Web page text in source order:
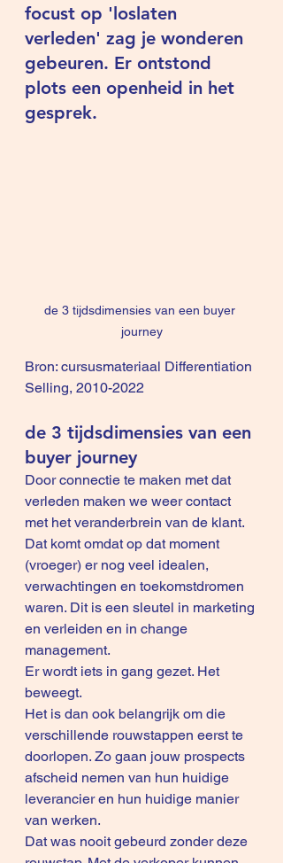
focust op 'loslaten
verleden' zag je wonderen
gebeuren. Er ontstond
plots een openheid in het
gesprek.
de 3 tijdsdimensies van een buyer
journey
Bron: cursusmateriaal Differentiation
Selling, 2010-2022
de 3 tijdsdimensies van een
buyer journey
Door connectie te maken met dat
verleden maken we weer contact
met het veranderbrein van de klant.
Dat komt omdat op dat moment
(vroeger) er nog veel idealen,
verwachtingen en toekomstdromen
waren. Dit is een sleutel in marketing
en verleiden en in change
management.
Er wordt iets in gang gezet. Het
beweegt.
Het is dan ook belangrijk om die
verschillende rouwstappen eerst te
doorlopen. Zo gaan jouw prospects
afscheid nemen van hun huidige
leverancier en hun huidige manier
van werken.
Dat was nooit gebeurd zonder deze